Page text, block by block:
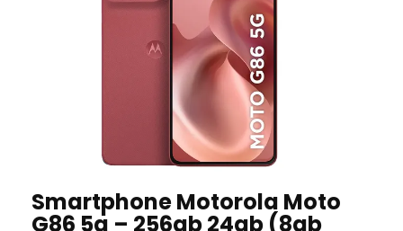
Smartphone Motorola Moto
G86 5g – 256gb 24gb (8gb